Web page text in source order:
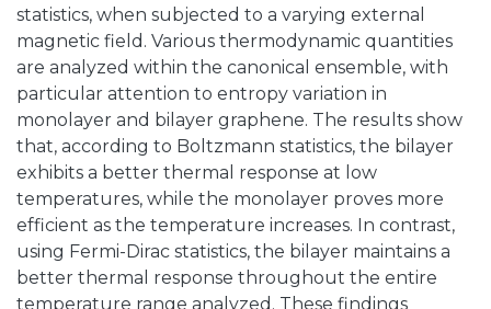
statistics, when subjected to a varying external
magnetic field. Various thermodynamic quantities
are analyzed within the canonical ensemble, with
particular attention to entropy variation in
monolayer and bilayer graphene. The results show
that, according to Boltzmann statistics, the bilayer
exhibits a better thermal response at low
temperatures, while the monolayer proves more
efficient as the temperature increases. In contrast,
using Fermi-Dirac statistics, the bilayer maintains a
better thermal response throughout the entire
temperature range analyzed. These findings